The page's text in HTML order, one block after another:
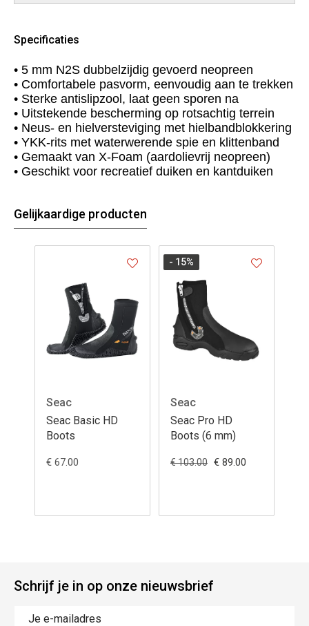
Specificaties
• 5 mm N2S dubbelzijdig gevoerd neopreen
• Comfortabele pasvorm, eenvoudig aan te trekken
• Sterke antislipzool, laat geen sporen na
• Uitstekende bescherming op rotsachtig terrein
• Neus- en hielversteviging met hielbandblokkering
• YKK-rits met waterwerende spie en klittenband
• Gemaakt van X-Foam (aardolievrij neopreen)
• Geschikt voor recreatief duiken en kantduiken
Gelijkaardige producten
Seac
Seac Basic HD
Boots
€ 67.00
Seac
Seac Pro HD
Boots (6 mm)
€ 103.00 € 89.00
- 15%
Schrijf je in op onze nieuwsbrief